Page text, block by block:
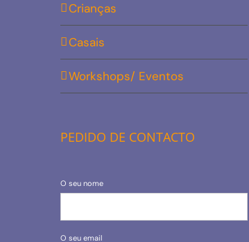
Crianças
Casais
Workshops/ Eventos
PEDIDO DE CONTACTO
O seu nome
O seu email